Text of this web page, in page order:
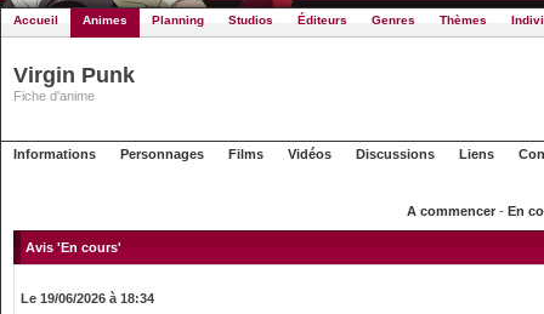
Accueil Animes Planning Studios Éditeurs Genres Thèmes
Virgin Punk
Fiche d'anime
Informations Personnages Films Vidéos Discussions Liens
A commencer- En
Avis 'En cours'
Le 19/06/2026 à 18:34